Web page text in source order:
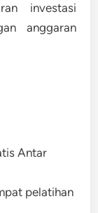
investasi
anggaran
Antar
pelatihan